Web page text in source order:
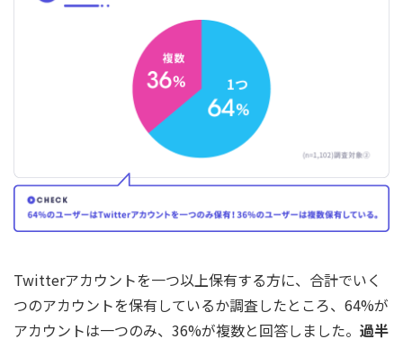
Twitterアカウントを一つ以上保有する方に、合計でいく
つのアカウントを保有しているか調査したところ、64%が
アカウントは一つのみ、36%が複数と回答しました。 過半